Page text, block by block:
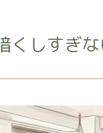
くしすぎ